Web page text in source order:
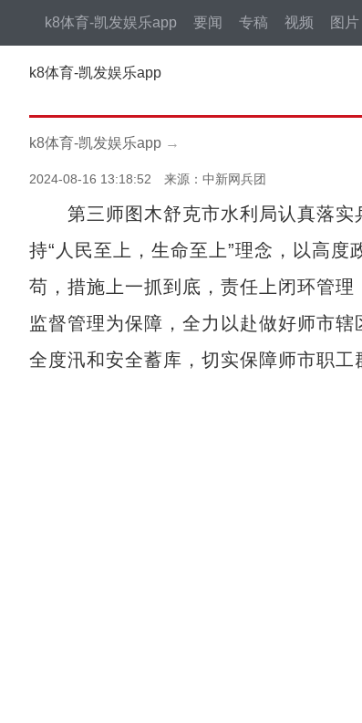
k8体育-凯发娱乐app 要闻 专稿 视频 图片
k8体育-凯发娱乐app
k8体育-凯发娱乐app →
2024-08-16 13:18:52 来源：中新网兵团
第三师图木舒克市水利局认真落实
持“人民至上，生命至上”理念，以高
苟，措施上一抓到底，责任上闭环管
监督管理为保障，全力以赴做好师市
全度汛和安全蓄库，切实保障师市职工